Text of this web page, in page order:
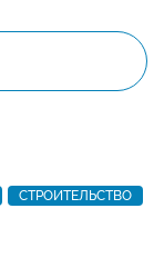
СТРОИТЕЛЬСТВО